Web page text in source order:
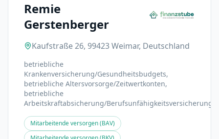
Remie
Gerstenberger
Kaufstraße 26, 99423 Weimar, Deutschland
betriebliche
Krankenversicherung/Gesundheitsbudgets,
betriebliche Altersvorsorge/Zeitwertkonten,
betriebliche
Arbeitskraftabsicherung/Berufsunfähigkeitsversicherung
Mitarbeitende versorgen (BAV)